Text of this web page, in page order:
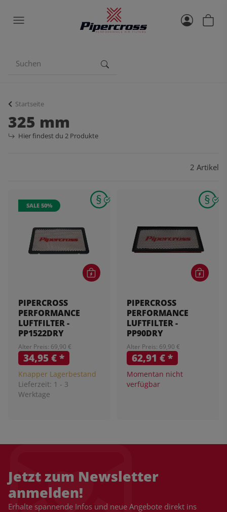
Startseite
325 mm
Hier findest du 2 Produkte
2 Artikel
SALE 50%
PIPERCROSS
PERFORMANCE
LUFTFILTER -
PP1522DRY
Alter Preis: 69,90 €
34,95 €*
Knapper Lagerbestand
Lieferzeit: 1 - 3
Werktage
PIPERCROSS
PERFORMANCE
LUFTFILTER -
PP90DRY
Alter Preis: 69,90 €
62,91 €*
Momentan nicht
verfügbar
Jetzt zum Newsletter
anmelden!
Erhalte spannende Infos und neue Angebote direkt ins